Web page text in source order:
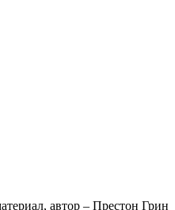
автор – Престон Грин